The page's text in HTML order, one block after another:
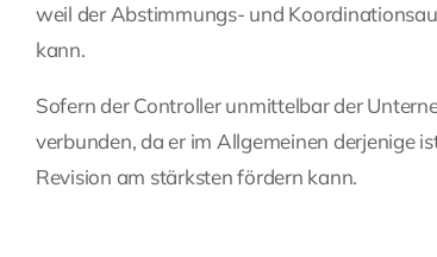
weil der Abstimmungs- und
kann.
Sofern derControllerunmittelbar der
verbunden, da er im Allgemeinen derjenige
Revision am stärksten fördern kann.